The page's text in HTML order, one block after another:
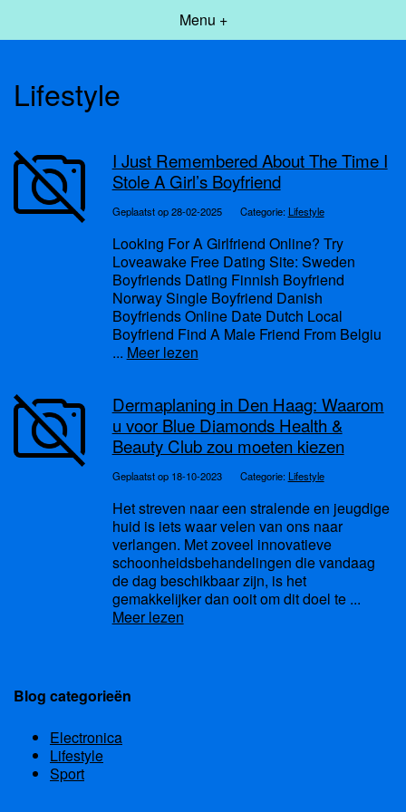
Menu +
Lifestyle
I Just Remembered About The Time I
Stole A Girl’s Boyfriend
Geplaatst op 28-02-2025 Categorie:Lifestyle
Looking For A Girlfriend Online? Try
Loveawake Free Dating Site: Sweden
Boyfriends Dating Finnish Boyfriend
Norway Single Boyfriend Danish
Boyfriends Online Date Dutch Local
Boyfriend Find A Male Friend From Belgiu
... Meer lezen
Dermaplaning in Den Haag: Waarom
u voor Blue Diamonds Health &
Beauty Club zou moeten kiezen
Geplaatst op 18-10-2023 Categorie:Lifestyle
Het streven naar een stralende en jeugdige
huid is iets waar velen van ons naar
verlangen. Met zoveel innovatieve
schoonheidsbehandelingen die vandaag
de dag beschikbaar zijn, is het
gemakkelijker dan ooit om dit doel te ...
Meer lezen
Blog categorieën
Electronica
Lifestyle
Sport